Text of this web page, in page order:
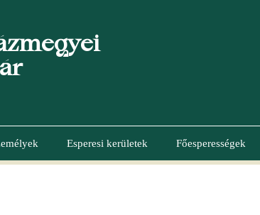
Esperesi kerületek Főesperességek